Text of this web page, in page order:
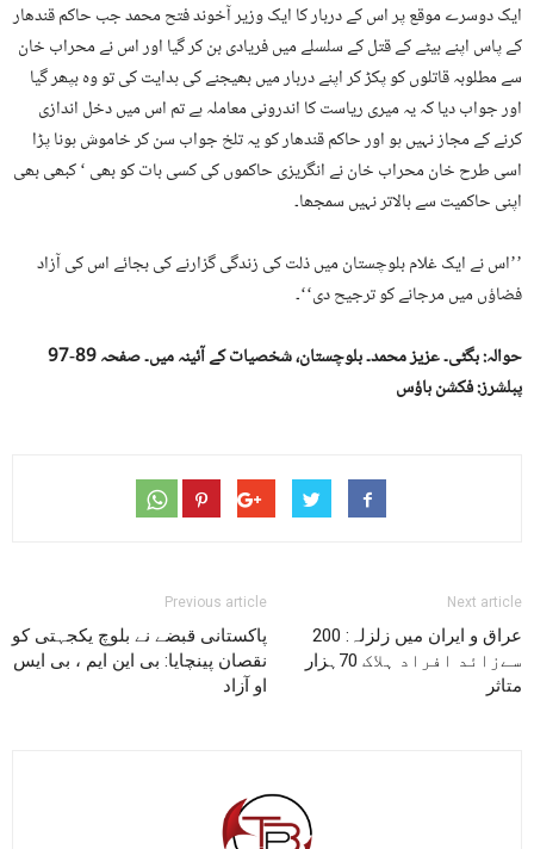
ایک دوسرے موقع پر اس کے دربار کا ایک وزیر آخوند فتح محمد جب حاکم قندھار
کے پاس اپنے بیٹے کے قتل کے سلسلے میں فریادی بن کر گیا اور اس نے محراب خان
سے مطلوبہ قاتلوں کو پکڑ کر اپنے دربار میں بھیجنے کی ہدایت کی تو وہ بپھر گیا
اور جواب دیا کہ یہ میری ریاست کا اندرونی معاملہ ہے تم اس میں دخل اندازی
کرنے کے مجاز نہیں ہو اور حاکم قندھار کو یہ تلخ جواب سن کر خاموش ہونا پڑا
اسی طرح خان محراب خان نے انگریزی حاکموں کی کسی بات کو بھی ‘ کبھی بھی
اپنی حاکمیت سے بالاتر نہیں سمجھا۔
’’اس نے ایک غلام بلوچستان میں ذلت کی زندگی گزارنے کی بجائے اس کی آزاد
فضاؤں میں مرجانے کو ترجیح دی‘‘۔
حوالہ: بگٹی۔ عزیز محمد۔ بلوچستان، شخصیات کے آئینہ میں۔ صفحہ 89-97
پبلشرز: فکشن ہاؤس
Previous article
پاکستانی قبضے نے بلوچ یکجہتی کو
نقصان پینچایا: بی این ایم ، بی ایس
او آزاد
Next article
عراق و ایران میں زلزلہ: 200
سےزائد افراد ہلاک 70ہزار
متاثر